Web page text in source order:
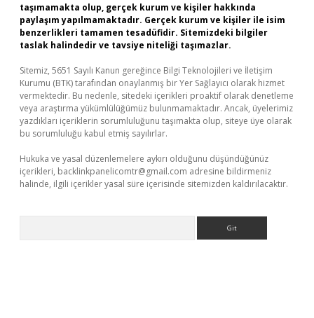
taşımamakta olup, gerçek kurum ve kişiler hakkında
paylaşım yapılmamaktadır. Gerçek kurum ve kişiler ile isim
benzerlikleri tamamen tesadüfidir. Sitemizdeki bilgiler
taslak halindedir ve tavsiye niteliği taşımazlar.
Sitemiz, 5651 Sayılı Kanun gereğince Bilgi Teknolojileri ve İletişim
Kurumu (BTK) tarafından onaylanmış bir Yer Sağlayıcı olarak hizmet
vermektedir. Bu nedenle, sitedeki içerikleri proaktif olarak denetleme
veya araştırma yükümlülüğümüz bulunmamaktadır. Ancak, üyelerimiz
yazdıkları içeriklerin sorumluluğunu taşımakta olup, siteye üye olarak
bu sorumluluğu kabul etmiş sayılırlar.
Hukuka ve yasal düzenlemelere aykırı olduğunu düşündüğünüz
içerikleri, backlinkpanelicomtr@gmail.com adresine bildirmeniz
halinde, ilgili içerikler yasal süre içerisinde sitemizden kaldırılacaktır.